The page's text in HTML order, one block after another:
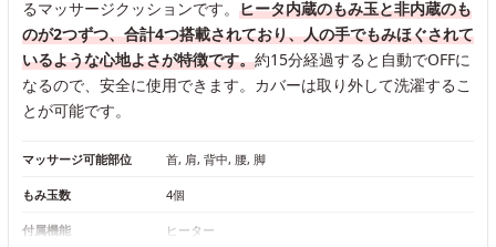
るマッサージクッションです。 ヒータ内蔵のもみ玉と非内蔵のも
のが2つずつ、合計4つ搭載されており、人の手でもみほぐされて
いるような心地よさが特徴です。約15分経過すると自動でOFFに
なるので、安全に使用できます。カバーは取り外して洗濯するこ
とが可能です。
マッサージ可能部位 首, 肩, 背中, 腰, 脚
もみ玉数 4個
付属機能 ヒーター